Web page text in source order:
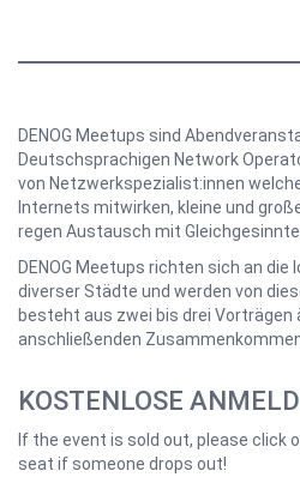
DENOG Meetups sind
Deutschsprachigen Network
von Netzwerkspezialist:innen
Internets mitwirken, kleine und
regen Austausch mit
DENOG Meetups richten sich an die
diverser Städte und werden von
besteht aus zwei bis drei Vorträgen
anschließenden
KOSTENLOSE
If the event is sold out, please click
seat if someone drops out!